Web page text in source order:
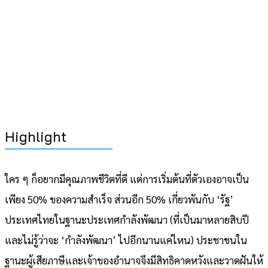
Highlight
ใคร ๆ ก็อยากมีคุณภาพชีวิตที่ดี แต่การเริ่มต้นที่ตัวเองอาจเป็น
เพียง 50% ของความสำเร็จ ส่วนอีก 50% เกี่ยวพันกับ ‘รัฐ’
ประเทศไทยในฐานะประเทศกำลังพัฒนา (ที่เป็นมาหลายสิบปี
และไม่รู้ว่าจะ ‘กำลังพัฒนา’ ไปอีกนานแค่ไหน) ประชาชนใน
ฐานะผู้เสียภาษีและเจ้าของอำนาจจึงมีสิทธิคาดหวังและวาดฝันให้